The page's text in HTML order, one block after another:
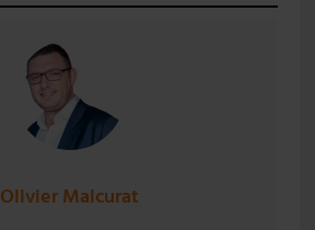
Olivier Malcurat